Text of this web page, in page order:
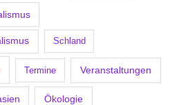
Schland
Termine Veranstaltungen
Ökologie